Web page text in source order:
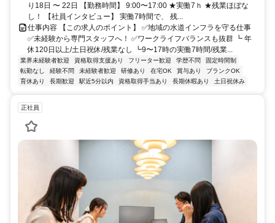
り18日 〜 22日 【勤務時間】 9:00〜17:00 ★実働7ｈ ★残業ほぼな
し！ 【社員インタビュー】 実働7時間で、 残...
仕事内容 【この求人のポイント】 ✅地域の水道インフラを守る仕事
✅未経験から専門スタッフへ！ ✅ワークライフバランスも抜群 ┗ 年
休120日以上/土日祝休/残業なし ┗9〜17時の実働7時間/残業...
業界未経験者歓迎 資格取得支援あり フリーター歓迎 学歴不問
固定時間制
転勤なし
経験不問 未経験者歓迎 研修あり 在宅OK 賞与あり
ブランクOK
育休あり
長期歓迎 駅近5分以内 資格取得手当あり 長期休暇あり 土日祝休み
正社員